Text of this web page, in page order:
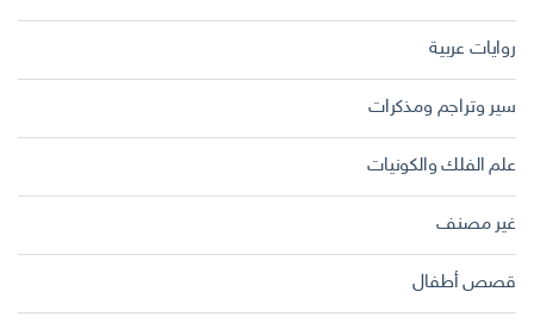
روايات عربية
سير وتراجم ومذكرات
علم الفلك والكونيات
غير مصنف
قصص أطفال